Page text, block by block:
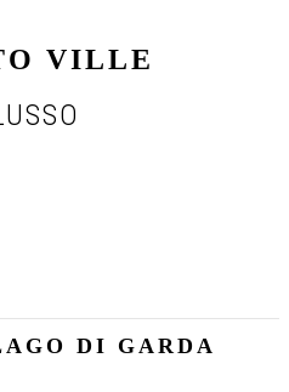
VILLE
DI GARDA